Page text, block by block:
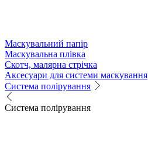
Маскувальний папір
Маскувальна плівка
Скотч, малярна стрічка
Аксесуари для системи маскування
Система полірування
Система полірування